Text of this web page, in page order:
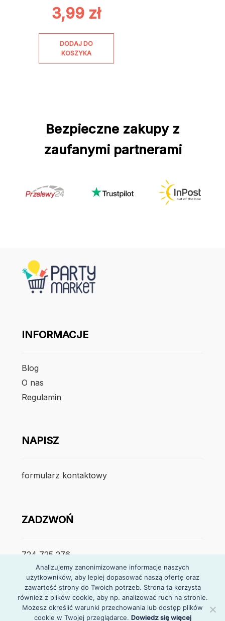
3,99 zł
DODAJ DO
KOSZYKA
Bezpieczne zakupy z
zaufanymi partnerami
INFORMACJE
Blog
O nas
Regulamin
NAPISZ
formularz kontaktowy
ZADZWOŃ
724 725 276
poniedzialek – piątek
7:30 – 15:30
Analizujemy zanonimizowane informacje naszych
użytkowników, aby lepiej dopasować naszą ofertę oraz
zawartość strony do Twoich potrzeb. Strona ta korzysta
również z plików cookie, aby np. analizować ruch na stronie.
Możesz określić warunki przechowania lub dostęp plików
cookie w Twojej przeglądarce. Dowiedz się więcej